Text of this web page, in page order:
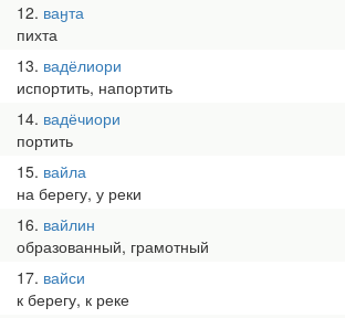
12 ваӈта
пихта
13 вадёлиори
испортить, напортить
14 вадёчиори
портить
15 вайла
на берегу, у реки
16 вайлин
образованный, грамотный
17 вайси
к берегу, к реке